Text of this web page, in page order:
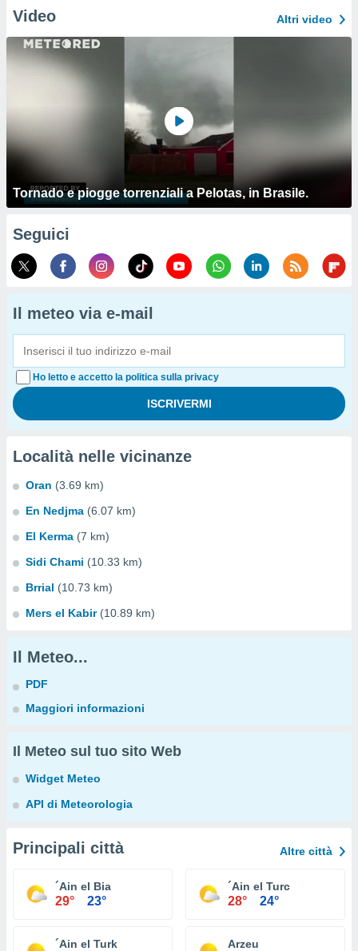
Video Altri video
Tornado e piogge torrenziali a Pelotas, in Brasile.
Seguici
Il meteo via e-mail
Ho letto e accetto la politica sulla privacy
Località nelle vicinanze
Oran (3.69 km)
En Nedjma (6.07 km)
El Kerma (7 km)
Sidi Chami (10.33 km)
Brrial (10.73 km)
Mers el Kabir (10.89 km)
Il Meteo...
PDF
Maggiori informazioni
Il Meteo sul tuo sito Web
Widget Meteo
API di Meteorologia
Principali città Altre città
´Ain el Bia
29° 23°
´Ain el Turc
28° 24°
´Ain el Turk Arzeu